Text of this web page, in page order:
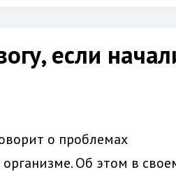
если
о проблемах
Об этом в